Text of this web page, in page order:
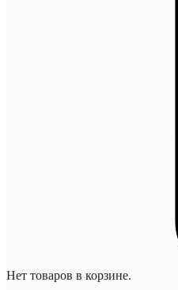
Нет товаров в корзине.